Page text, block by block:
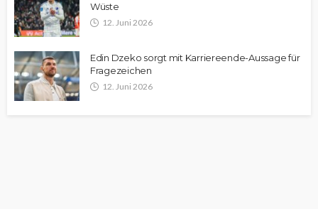
Wüste
12. Juni 2026
Edin Dzeko sorgt mit Karriereende-Aussage für
Fragezeichen
12. Juni 2026